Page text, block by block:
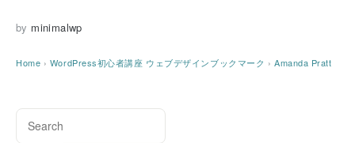
by minimalwp
Home › WordPress初心者講座 ウェブデザインブックマーク › Amanda Pratt